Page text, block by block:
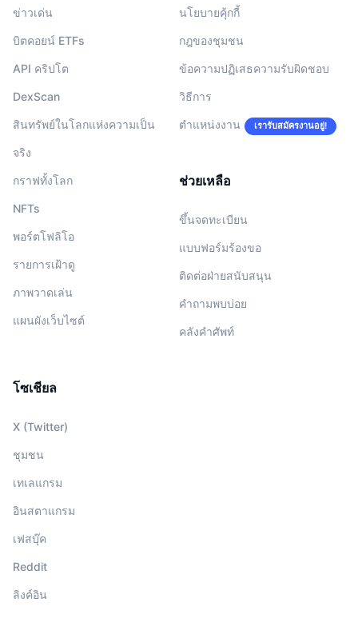
ข่าวเด่น
บิตคอยน์ ETFs
API คริปโต
DexScan
สินทรัพย์ในโลกแห่งความเป็น
จริง
กราฟทั้งโลก
NFTs
พอร์ตโฟลิโอ
รายการเฝ้าดู
ภาพวาดเล่น
แผนผังเว็บไซต์
นโยบายคุ้กกี้
กฎของชุมชน
ข้อความปฏิเสธความรับผิดชอบ
วิธีการ
ตำแหน่งงาน เรารับสมัครงานอยู่!
ช่วยเหลือ
ขึ้นจดทะเบียน
แบบฟอร์มร้องขอ
ติดต่อฝ่ายสนับสนุน
คำถามพบบ่อย
คลังคำศัพท์
โซเชียล
X (Twitter)
ชุมชน
เทเลแกรม
อินสตาแกรม
เฟสบุ๊ค
Reddit
ลิงค์อิน